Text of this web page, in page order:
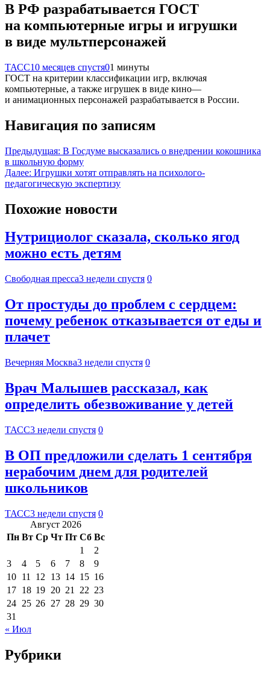
В РФ разрабатывается ГОСТ
на компьютерные игры и игрушки
в виде мультперсонажей
ТАСС10 месяцев спустя01 минуты
ГОСТ на критерии классификации игр, включая
компьютерные, а также игрушек в виде кино—
и анимационных персонажей разрабатывается в России.
Навигация по записям
Предыдущая: В Госдуме высказались о внедрении кокошника
в школьную форму
Далее: Игрушки хотят отправлять на психолого-
педагогическую экспертизу
Похожие новости
Нутрициолог сказала, сколько ягод
можно есть детям
Свободная пресса3 недели спустя 0
От простуды до проблем с сердцем:
почему ребенок отказывается от еды и
плачет
Вечерняя Москва3 недели спустя 0
Врач Малышев рассказал, как
определить обезвоживание у детей
ТАСС3 недели спустя 0
В ОП предложили сделать 1 сентября
нерабочим днем для родителей
школьников
ТАСС3 недели спустя 0
Август 2026
Пн Вт Ср Чт Пт Сб Вс
1
2
3
4 5 6 7 8
9
10 11 12 13 14 15 16
17 18 19 20 21 22 23
24 25 26 27 28 29 30
31
« Июл
Рубрики